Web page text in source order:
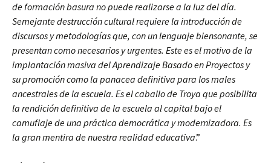
de formación basura no puede realizarse a la luz del día.
Semejante destrucción cultural requiere la introducción de
discursos y metodologías que, con un lenguaje biensonante, se
presentan como necesarios y urgentes. Este es el motivo de la
implantación masiva del Aprendizaje Basado en Proyectos y
su promoción como la panacea definitiva para los males
ancestrales de la escuela. Es el caballo de Troya que posibilita
la rendición definitiva de la escuela al capital bajo el
camuflaje de una práctica democrática y modernizadora. Es
la gran mentira de nuestra realidad educativa.”